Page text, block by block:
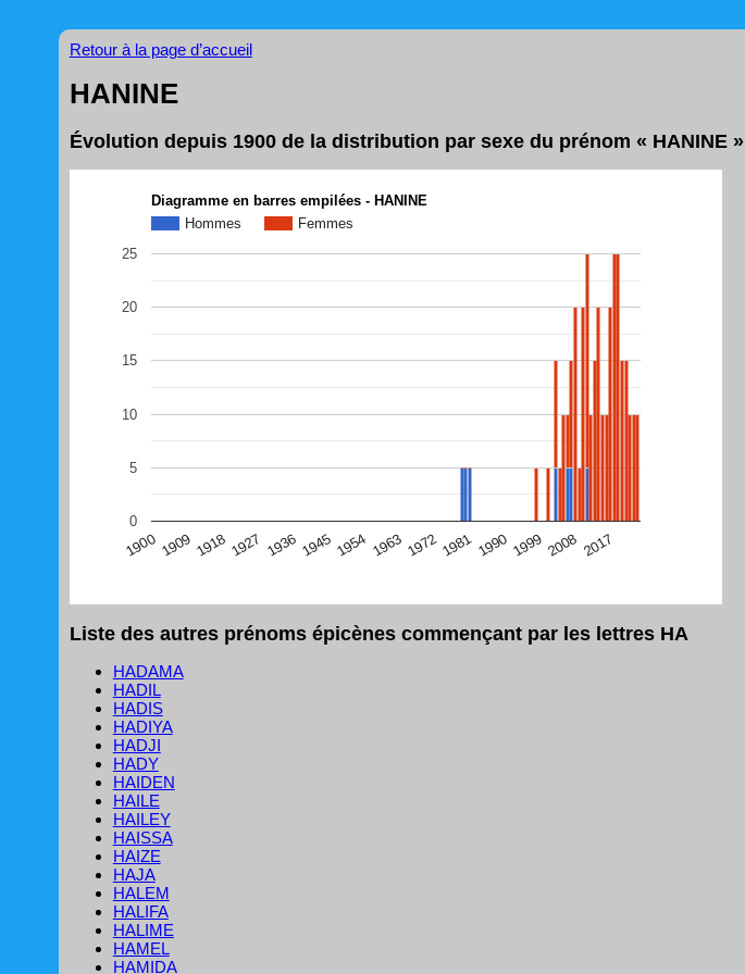
Retour à la page d’accueil
HANINE
Évolution depuis 1900 de la distribution par sexe du prénom « HANINE »
Diagramme en barres empilées - HANINE
Hommes
Femmes
1900 1909 1918 1927 1936 1945 1954 1963 19721981 1990 1999 2008 2017
0
5
10
15
20
25
Liste des autres prénoms épicènes commençant par les lettres HA
HADAMA
HADIL
HADIS
HADIYA
HADJI
HADY
HAIDEN
HAILE
HAILEY
HAISSA
HAIZE
HAJA
HALEM
HALIFA
HALIME
HAMEL
HAMIDA